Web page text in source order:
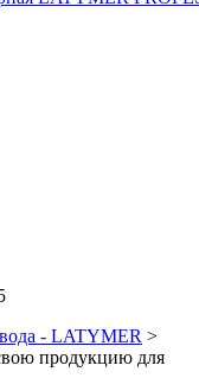
- LATYMER >
продукцию для